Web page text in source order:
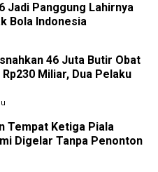
Jadi Panggung Lahirnya
Bola Indonesia
46 Juta Butir Obat
Miliar, Dua Pelaku
Tempat Ketiga Piala
Digelar Tanpa Penonton